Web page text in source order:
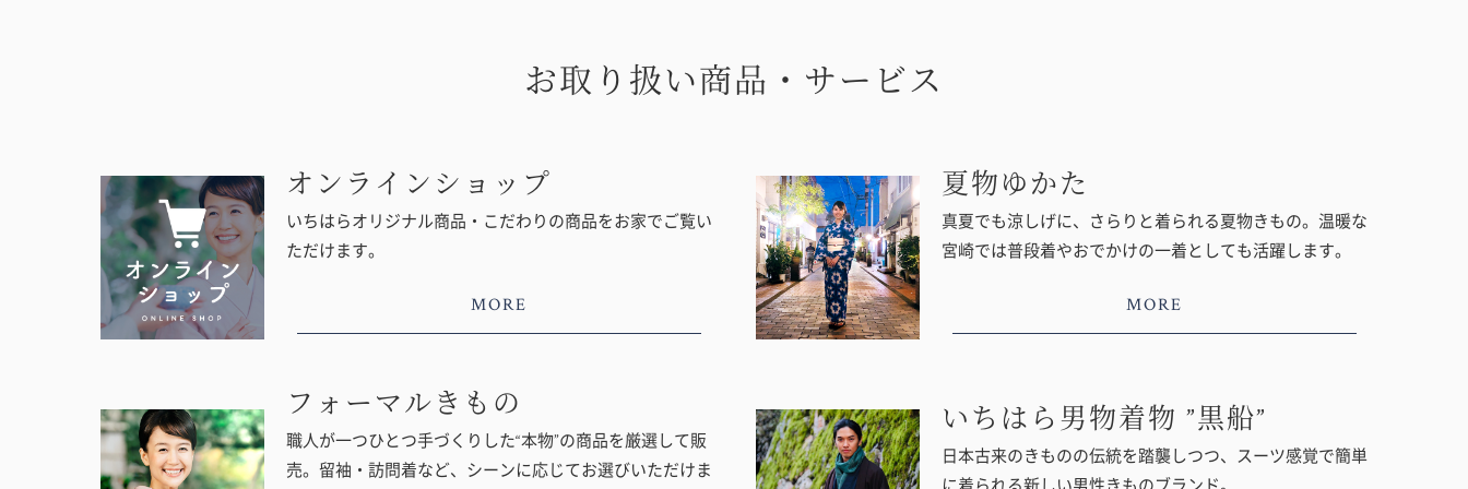
お取り扱い商品・サービス
オンラインショップ
いちはらオリジナル商品・こだわりの商品をお家でご覧い
ただけます。
MORE
夏物ゆかた
真夏でも涼しげに、さらりと着られる夏物きもの。温暖な
宮崎では普段着やおでかけの一着としても活躍します。
MORE
フォーマルきもの
職人が一つひとつ手づくりした“本物”の商品を厳選して販
売。留袖・訪問着など、シーンに応じてお選びいただけま
いちはら男物着物 ”黒船”
日本古来のきものの伝統を踏襲しつつ、スーツ感覚で簡単